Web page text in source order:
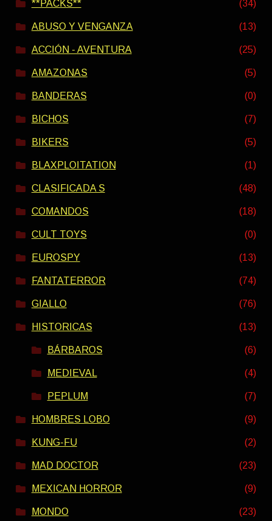
**PACKS** (34)
ABUSO Y VENGANZA (13)
ACCIÓN - AVENTURA (25)
AMAZONAS (5)
BANDERAS (0)
BICHOS (7)
BIKERS (5)
BLAXPLOITATION (1)
CLASIFICADA S (48)
COMANDOS (18)
CULT TOYS (0)
EUROSPY (13)
FANTATERROR (74)
GIALLO (76)
HISTORICAS (13)
BÁRBAROS (6)
MEDIEVAL (4)
PEPLUM (7)
HOMBRES LOBO (9)
KUNG-FU (2)
MAD DOCTOR (23)
MEXICAN HORROR (9)
MONDO (23)